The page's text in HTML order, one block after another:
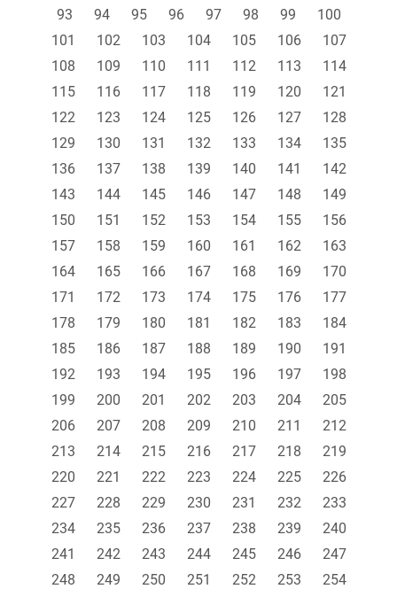
93
94 95 96 97 98 99
100
101
102 103 104 105 106
107
108
109 110 111 112 113
114
115
116 117 118 119 120
121
122
123 124 125 126 127
128
129
130 131 132 133 134
135
136
137 138 139 140 141
142
143
144 145 146 147 148
149
150
151 152 153 154 155
156
157
158 159 160 161 162
163
164
165 166 167 168 169
170
171
172 173 174 175 176
177
178
179 180 181 182 183
184
185
186 187 188 189 190
191
192
193 194 195 196 197
198
199
200 201 202 203 204
205
206
207 208 209 210 211
212
213
214 215 216 217 218
219
220
221 222 223 224 225
226
227
228 229 230 231 232
233
234
235 236 237 238 239
240
241
242 243 244 245 246
247
248
249 250 251 252 253
254